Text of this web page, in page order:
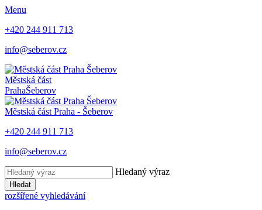
Menu
+420 244 911 713
info@seberov.cz
Městská část
PrahaŠeberov
Městská část Praha - Šeberov
+420 244 911 713
info@seberov.cz
Hledaný výraz
Hledat
rozšířené vyhledávání